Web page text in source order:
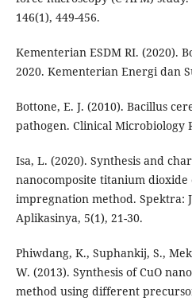
146(1), 449-456.
Kementerian ESDM RI. (2020).
2020. Kementerian Energi dan
Bottone, E. J. (2010). Bacillus
pathogen. Clinical Microbiology
Isa, L. (2020). Synthesis and
nanocomposite titanium
impregnation method. Spektra:
Aplikasinya, 5(1), 21-30.
Phiwdang, K., Suphankij, S.,
W. (2013). Synthesis of CuO
method using different